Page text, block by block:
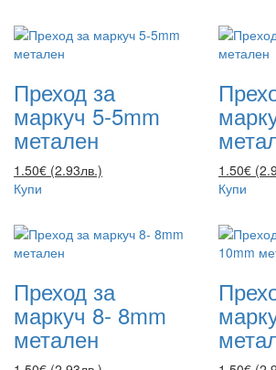
Преход за
маркуч 5-5mm
метален
1.50€ (2.93лв.)
Купи
1.50€
Купи
Преход за
маркуч 8- 8mm
метален